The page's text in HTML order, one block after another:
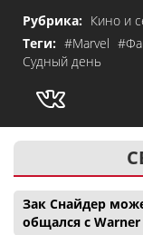
Рубрика: Кино и
Теги: #Marvel
Судный день
Зак Снайдер
общался с